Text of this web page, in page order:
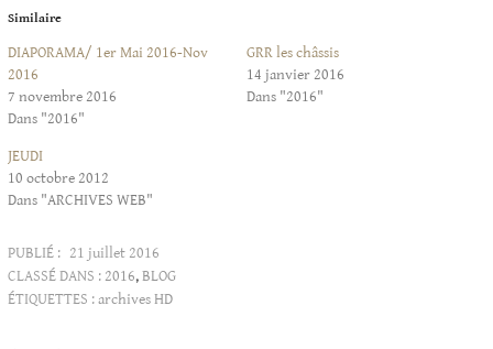
Similaire
DIAPORAMA/ 1er Mai 2016-Nov
2016
7 novembre 2016
Dans "2016"
GRR les châssis
14 janvier 2016
Dans "2016"
JEUDI
10 octobre 2012
Dans "ARCHIVES WEB"
PUBLIÉ : 21 juillet 2016
CLASSÉ DANS : 2016,BLOG
ÉTIQUETTES :archives HD